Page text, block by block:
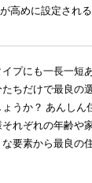
高めに設定され
プにも一長一短
ちだけで最良の
うか？ あんしん
れぞれの年齢や
要素から最良の